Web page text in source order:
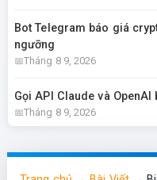
Bot Telegram báo giá
ngưỡng
Tháng 8 9, 2026
Gọi API Claude và
Tháng 8 9, 2026